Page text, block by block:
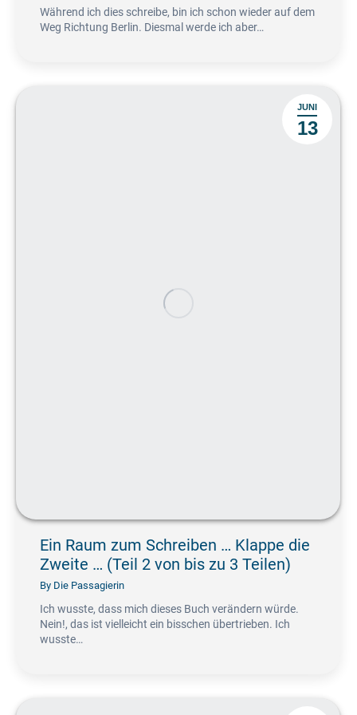
Während ich dies schreibe, bin ich schon wieder auf dem
Weg Richtung Berlin. Diesmal werde ich aber…
JUNI
13
Ein Raum zum Schreiben … Klappe die
Zweite … (Teil 2 von bis zu 3 Teilen)
By Die Passagierin
Ich wusste, dass mich dieses Buch verändern würde.
Nein!, das ist vielleicht ein bisschen übertrieben. Ich
wusste…